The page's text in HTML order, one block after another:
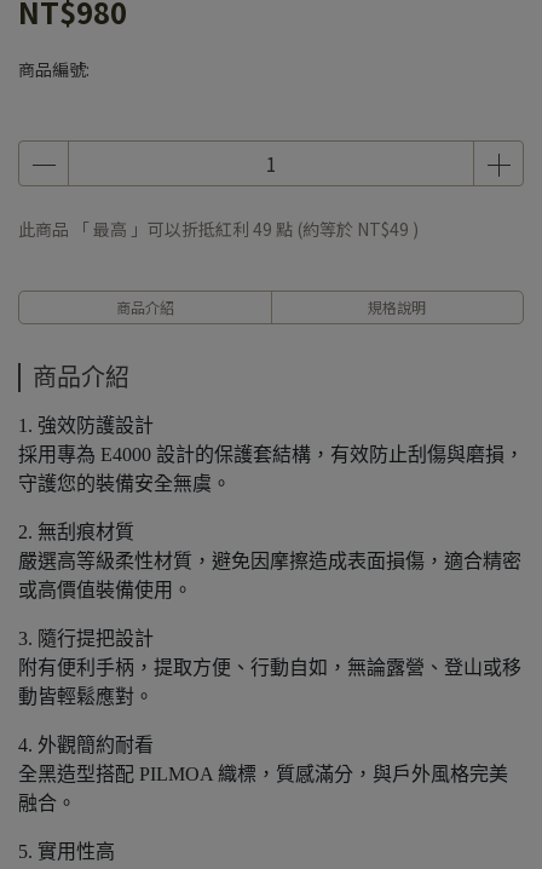
NT$980
商品編號:
此商品 「 最高 」可以折抵紅利 49 點 (約等於 NT$49 )
商品介紹 規格說明
商品介紹
1. 強效防護設計
採用專為 E4000 設計的保護套結構，有效防止刮傷與磨損，
守護您的裝備安全無虞。
2. 無刮痕材質
嚴選高等級柔性材質，避免因摩擦造成表面損傷，適合精密
或高價值裝備使用。
3. 隨行提把設計
附有便利手柄，提取方便、行動自如，無論露營、登山或移
動皆輕鬆應對。
4. 外觀簡約耐看
全黑造型搭配 PILMOA 織標，質感滿分，與戶外風格完美
融合。
5. 實用性高